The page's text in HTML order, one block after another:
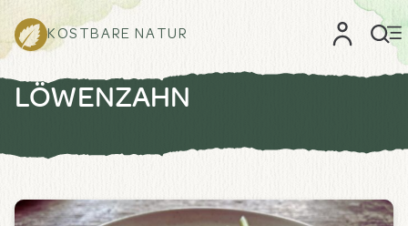
KOSTBARE NATUR
LÖWENZAHN